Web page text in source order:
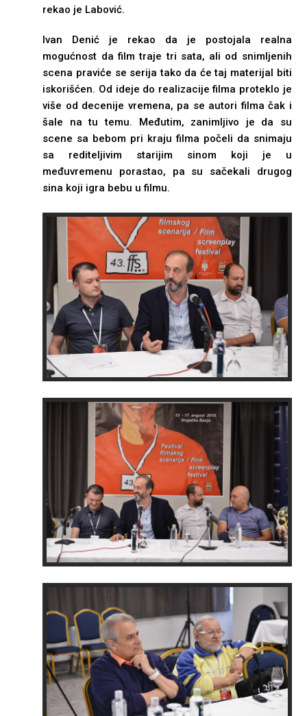
rekao je Labović.
Ivan Denić je rekao da je postojala realna
mogućnost da film traje tri sata, ali od snimljenih
scena praviće se serija tako da će taj materijal biti
iskorišćen. Od ideje do realizacije filma proteklo je
više od decenije vremena, pa se autori filma čak i
šale na tu temu. Međutim, zanimljivo je da su
scene sa bebom pri kraju filma počeli da snimaju
sa rediteljivim starijim sinom koji je u
međuvremenu porastao, pa su sačekali drugog
sina koji igra bebu u filmu.